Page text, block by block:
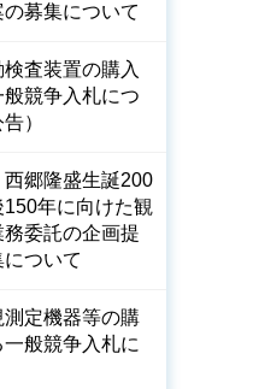
募集について
検査装置の購入
般競争入札につ
）
西郷隆盛生誕200
150年に向けた観
委託の企画提
ついて
測定機器等の購
一般競争入札に